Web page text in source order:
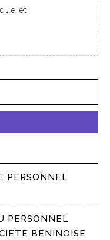
et
PERSONNEL
PERSONNEL
BENINOISE